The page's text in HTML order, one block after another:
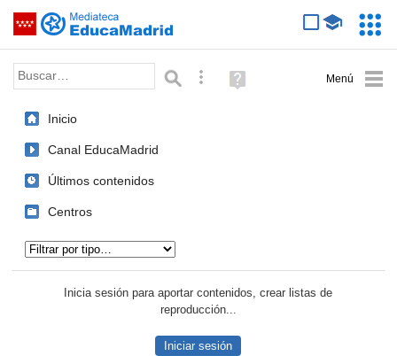
Saltar navegación
Palabra o frase: Búsqueda avanzada
Ayuda
(en
Inicio
Canal EducaMadrid
Últimos contenidos
Centros
Inicia sesión para aportar contenidos, crear listas de
reproducción...
Iniciar sesión